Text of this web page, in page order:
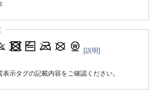
[説明]
示タグの記載内容をご確認ください。